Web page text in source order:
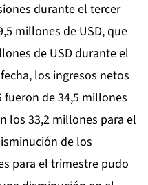
durante el tercer
millones de USD, que
de USD durante el
los ingresos netos
de 34,5 millones
los 33,2 millones para el
de los
para el trimestre pudo